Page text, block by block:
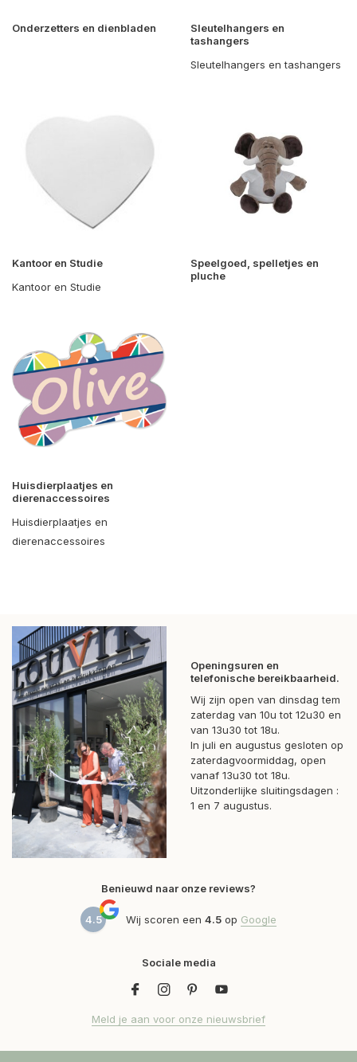
Onderzetters en dienbladen
Sleutelhangers en
tashangers
Sleutelhangers en tashangers
Kantoor en Studie
Kantoor en Studie
Speelgoed, spelletjes en
pluche
Huisdierplaatjes en
dierenaccessoires
Huisdierplaatjes en
dierenaccessoires
Openingsuren en
telefonische bereikbaarheid.
Wij zijn open van dinsdag tem
zaterdag van 10u tot 12u30 en
van 13u30 tot 18u.
In juli en augustus gesloten op
zaterdagvoormiddag, open
vanaf 13u30 tot 18u.
Uitzonderlijke sluitingsdagen :
1 en 7 augustus.
Benieuwd naar onze reviews?
4.5 Wij scoren een 4.5 op Google
Sociale media
Meld je aan voor onze nieuwsbrief